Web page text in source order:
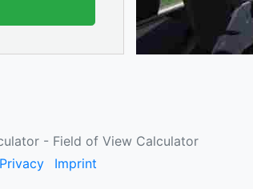
- Field of View Calculator
Privacy
Imprint